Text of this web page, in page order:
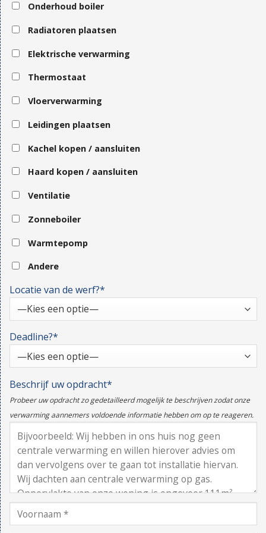
Onderhoud boiler
Radiatoren plaatsen
Elektrische verwarming
Thermostaat
Vloerverwarming
Leidingen plaatsen
Kachel kopen / aansluiten
Haard kopen / aansluiten
Ventilatie
Zonneboiler
Warmtepomp
Andere
Locatie van de werf?*
Deadline?*
Beschrijf uw opdracht*
Probeer uw opdracht zo gedetailleerd mogelijk te beschrijven zodat onze
verwarming aannemers voldoende informatie hebben om op te reageren.